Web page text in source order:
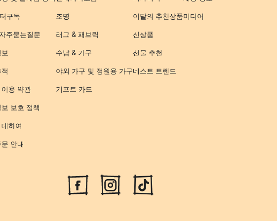
구독
주묻는질문
용 약관
보호 정책
하여
안내
조명
러그 & 패브릭
수납 & 가구
야외 가구 및 정원용 가구
기프트 카드
이달의 추천상품
신상품
선물 추천
네스트 트렌드
미디어